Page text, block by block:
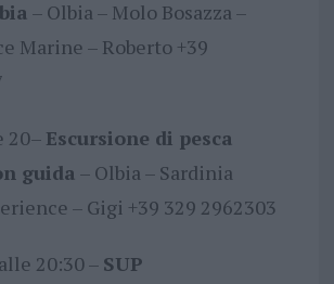
– Olbia – Molo Bosazza –
Marine – Roberto +39
20– Escursione di pesca
guida – Olbia – Sardinia
– Gigi +39 329 2962303
20:30 – SUP